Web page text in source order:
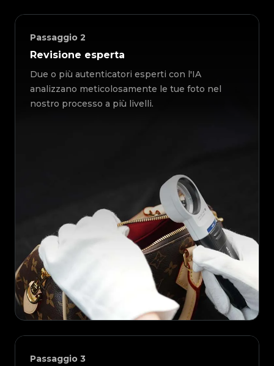
Passaggio 2
Revisione esperta
Due o più autenticatori esperti con l'IA
analizzano meticolosamente le tue foto nel
nostro processo a più livelli.
Passaggio 3